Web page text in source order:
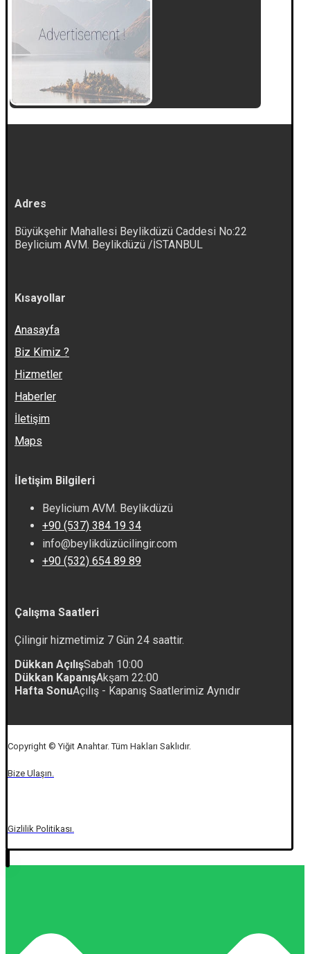
Adres
Büyükşehir Mahallesi Beylikdüzü Caddesi No:22
Beylicium AVM. Beylikdüzü /İSTANBUL
Kısayollar
Anasayfa
Biz Kimiz ?
Hizmetler
Haberler
İletişim
Maps
İletişim Bilgileri
Beylicium AVM. Beylikdüzü
+90 (537) 384 19 34
info@beylikdüzücilingir.com
+90 (532) 654 89 89
Çalışma Saatleri
Çilingir hizmetimiz 7 Gün 24 saattir.
Dükkan AçılışSabah 10:00
Dükkan KapanışAkşam 22:00
Hafta SonuAçılış - Kapanış Saatlerimiz Aynıdır
Copyright © Yiğit Anahtar. Tüm Hakları Saklıdır.
Bize Ulaşın.
Gizlilik Politikası.